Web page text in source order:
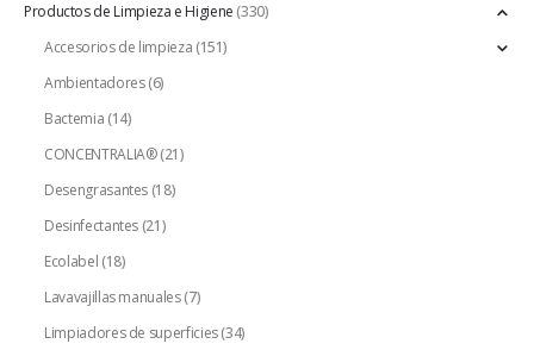
Productos de Limpieza e Higiene (330)
Accesorios de limpieza (151)
Ambientadores (6)
Bactemia (14)
CONCENTRALIA® (21)
Desengrasantes (18)
Desinfectantes (21)
Ecolabel (18)
Lavavajillas manuales(7)
Limpiadores de superficies(34)